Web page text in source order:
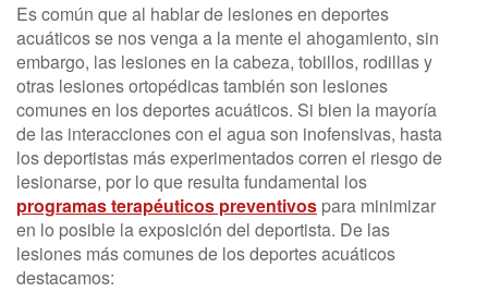
Es común que al hablar de lesiones en deportes
acuáticos se nos venga a la mente el ahogamiento, sin
embargo, las lesiones en la cabeza, tobillos, rodillas y
otras lesiones ortopédicas también son lesiones
comunes en los deportes acuáticos. Si bien la mayoría
de las interacciones con el agua son inofensivas, hasta
los deportistas más experimentados corren el riesgo de
lesionarse, por lo que resulta fundamental los
programas terapéuticos preventivos para minimizar
en lo posible la exposición del deportista. De las
lesiones más comunes de los deportes acuáticos
destacamos: